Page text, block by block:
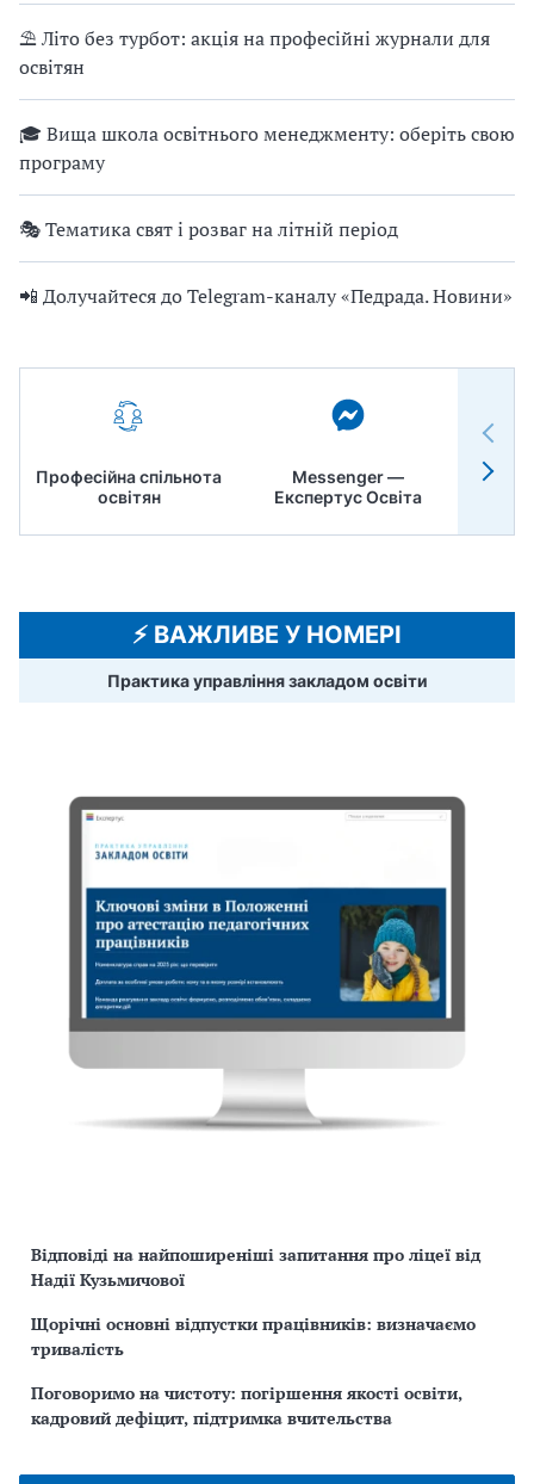
⛱ Літо без турбот: акція на професійні журнали для
освітян
🎓 Вища школа освітнього менеджменту: оберіть свою
програму
🎭 Тематика свят і розваг на літній період
📲 Долучайтеся до Telegram-каналу «Педрада. Новини»
Професійна спільнота
освітян
Messenger —
Експертус Освіта
⚡️ ВАЖЛИВЕ У НОМЕРІ
Практика управління закладом освіти
Відповіді на найпоширеніші запитання про ліцеї від
Надії Кузьмичової
Щорічні основні відпустки працівників: визначаємо
тривалість
Поговоримо на чистоту: погіршення якості освіти,
кадровий дефіцит, підтримка вчительства